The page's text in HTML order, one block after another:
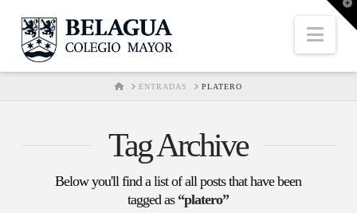
HOMEENTRADAS PLATERO
Tag Archive
Below you'll find a list of all posts that have been
tagged as “platero”